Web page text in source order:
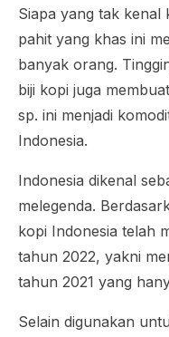
Siapa yang tak kenal
pahit yang khas ini
banyak orang.
biji kopi juga
sp. ini menjadi
Indonesia.
Indonesia dikenal
melegenda.
kopi Indonesia telah
tahun 2022, yakni
tahun 2021 yang
Selain digunakan